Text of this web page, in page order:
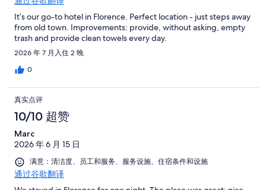
It’s our go-to hotel in Florence. Perfect location - just steps away
from old town. Improvements: provide, without asking, empty
trash and provide clean towels every day.
2026 年 7 月入住 2 晚
0
真实点评
10/10 超赞
Marc
2026 年 6 月 15 日
满意：清洁度、员工和服务、服务设施、住宿条件和设施
通过谷歌翻译